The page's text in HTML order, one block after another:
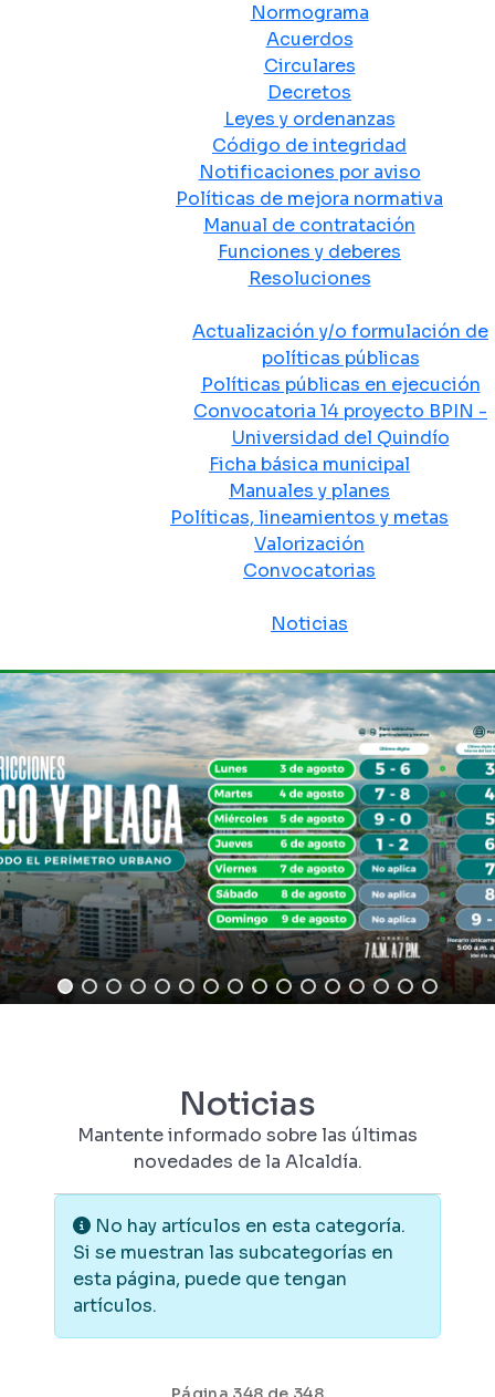
Normograma
Acuerdos
Circulares
Decretos
Leyes y ordenanzas
Código de integridad
Notificaciones por aviso
Políticas de mejora normativa
Manual de contratación
Funciones y deberes
Resoluciones
Actualización y/o formulación de
políticas públicas
Políticas públicas en ejecución
Convocatoria 14 proyecto BPIN -
Universidad del Quindío
Ficha básica municipal
Manuales y planes
Políticas, lineamientos y metas
Valorización
Convocatorias
Noticias
Noticias
Mantente informado sobre las últimas
novedades de la Alcaldía.
Información
No hay artículos en esta categoría.
Si se muestran las subcategorías en
esta página, puede que tengan
artículos.